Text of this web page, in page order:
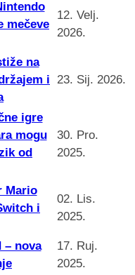
mečeve
12. Velj.
2026.
na
i 23. Sij. 2026.
igre
mogu
od
30. Pro.
2025.
Mario
i
02. Lis.
2025.
– nova
17. Ruj.
2025.